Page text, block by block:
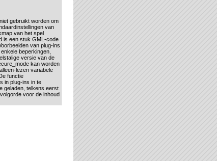
gebruikt worden om
van
van het spel
is een stuk GML-code
van plug-ins
beperkingen,
versie van de
kan worden
lezen variabele
functie
in plug-ins in te
geladen, telkens eerst
voor de inhoud